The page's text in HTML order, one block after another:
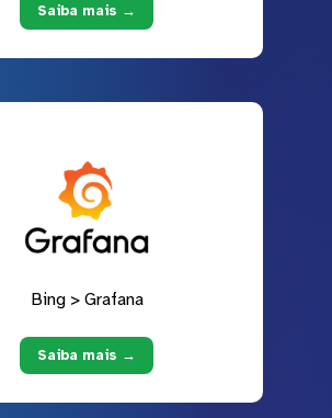
Saiba mais →
Bing > Grafana
Saiba mais →